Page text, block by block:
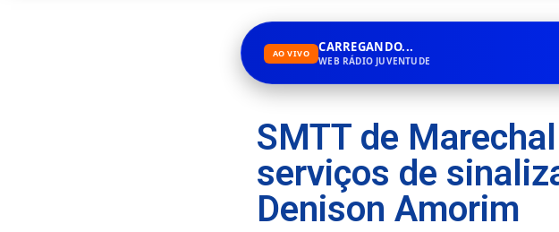
AO VIVO CARREGANDO...
WEB RÁDIO JUVENTUDE
SMTT de
serviços de
Denison Amorim